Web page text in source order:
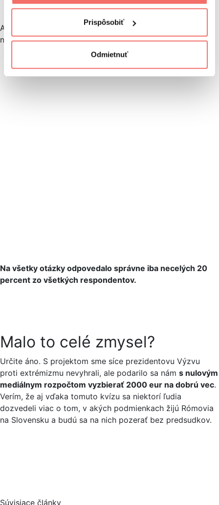
Prispôsobiť
Odmietnuť
Ani posledná otázka respondetov nepotrápila a správne
na ňu odpovedalo takmer 86 % z nich.
Na všetky otázky odpovedalo správne iba necelých 20
percent zo všetkých respondentov.
Malo to celé zmysel?
Určite áno. S projektom sme síce prezidentovu Výzvu
proti extrémizmu nevyhrali, ale podarilo sa nám s nulovým
mediálnym rozpočtom vyzbierať 2000 eur na dobrú vec.
Verím, že aj vďaka tomuto kvízu sa niektorí ľudia
dozvedeli viac o tom, v akých podmienkach žijú Rómovia
na Slovensku a budú sa na nich pozerať bez predsudkov.
Súvisiace články